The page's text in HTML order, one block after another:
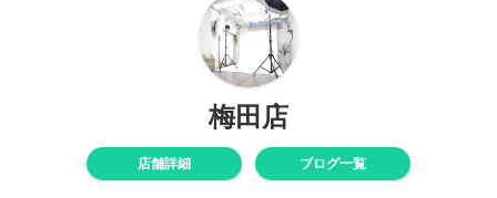
梅田店
店舗詳細 ブログ一覧